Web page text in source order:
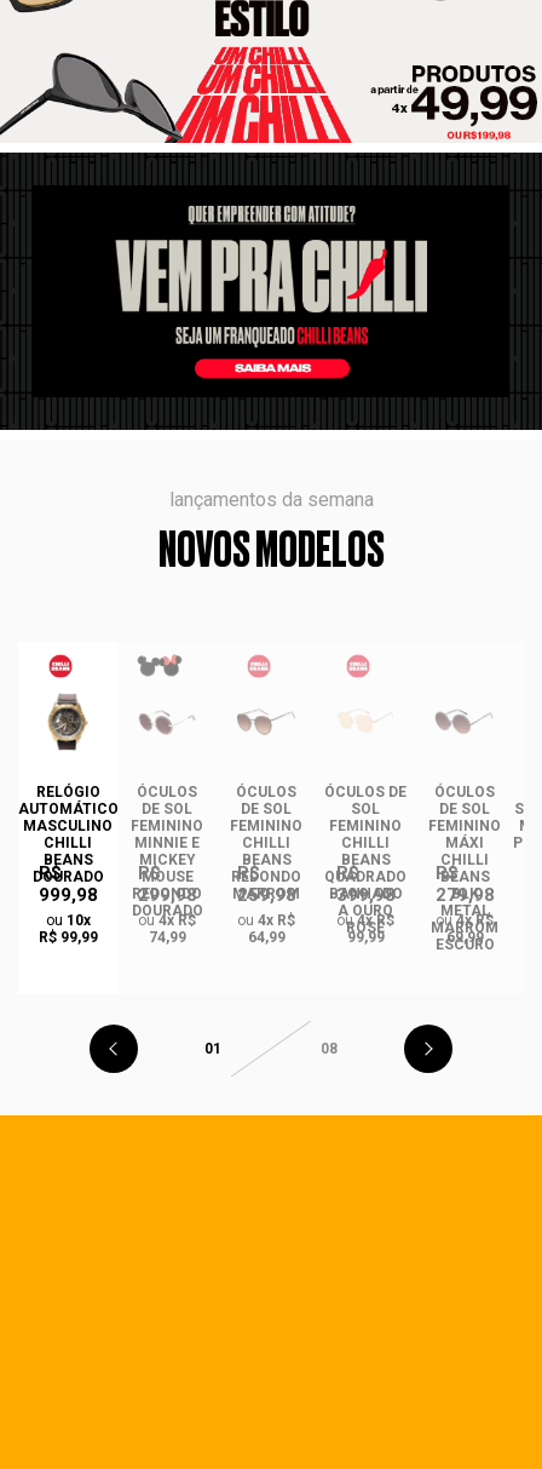
lançamentos da semana
NOVOS MODELOS
RELÓGIO
AUTOMÁTICO
MASCULINO
CHILLI
BEANS
DOURADO
R$
999,98
ou 10x
R$ 99,99
ÓCULOS
DE SOL
FEMININO
MINNIE E
MICKEY
MOUSE
REDONDO
DOURADO
R$
299,98
ou4x R$
74,99
ÓCULOS
DE SOL
FEMININO
CHILLI
BEANS
REDONDO
MARROM
R$
259,98
ou 4x R$
64,99
ÓCULOS DE
SOL
FEMININO
CHILLI
BEANS
QUADRADO
BANHADO
A OURO
ROSÉ
R$
399,98
ou4x R$
99,99
ÓCULOS
DE SOL
FEMININO
MÁXI
CHILLI
BEANS
BLK
METAL
MARROM
ESCURO
R$
279,98
ou4x R$
69,99
01 08